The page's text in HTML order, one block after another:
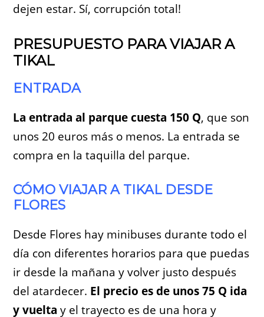
dejen estar. Sí, corrupción total!
PRESUPUESTO PARA VIAJAR A
TIKAL
ENTRADA
La entrada al parque cuesta 150 Q, que son
unos 20 euros más o menos. La entrada se
compra en la taquilla del parque.
CÓMO VIAJAR A TIKAL DESDE
FLORES
Desde Flores hay minibuses durante todo el
día con diferentes horarios para que puedas
ir desde la mañana y volver justo después
del atardecer. El precio es de unos 75 Q ida
y vuelta y el trayecto es de una hora y